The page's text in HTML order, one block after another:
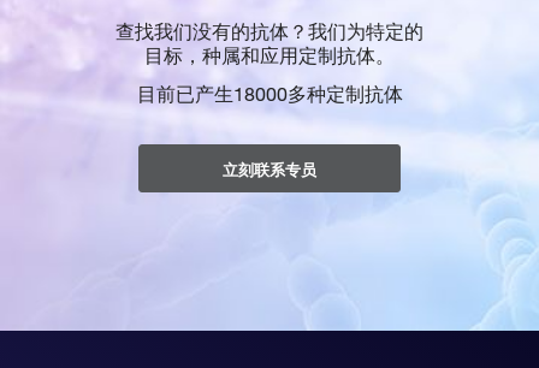
查找我们没有的抗体？我们为特定的
目标，种属和应用定制抗体。
目前已产生18000多种定制抗体
立刻联系专员